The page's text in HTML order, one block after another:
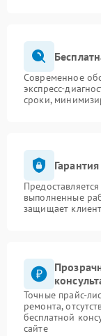
Современное
экспресс-
сроки,
выполненные
защищает
Точные прайс-
ремонта,
бесплатной
сайте